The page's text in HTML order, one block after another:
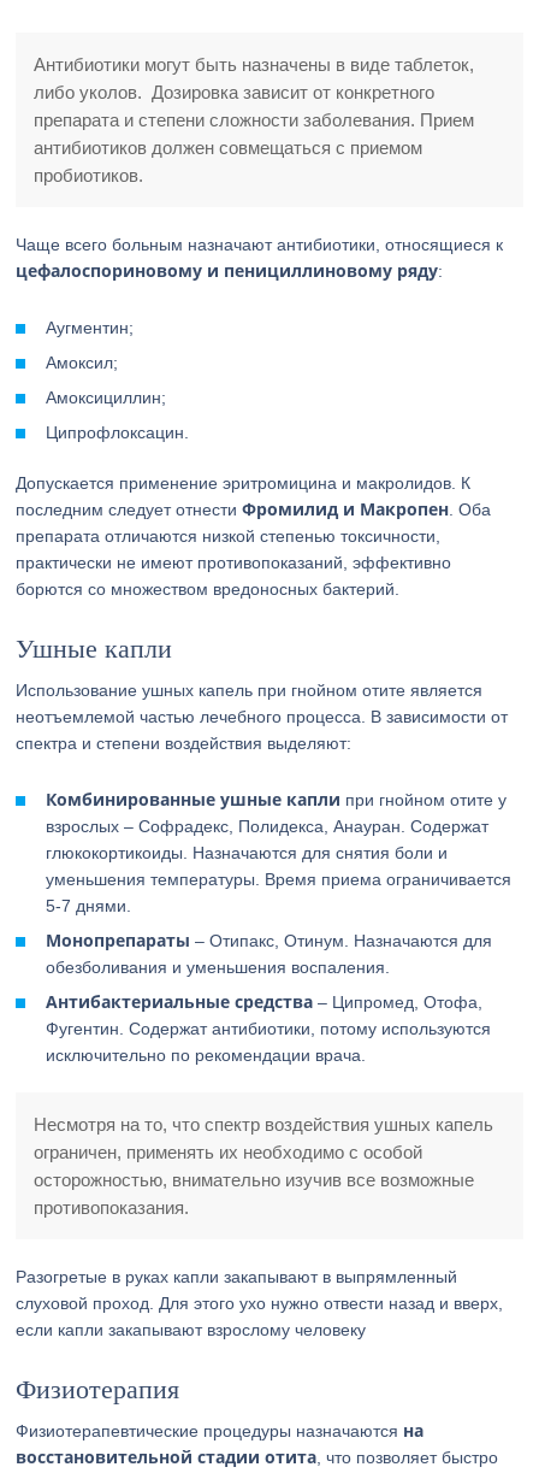
Антибиотики могут быть назначены в виде таблеток,
либо уколов. Дозировка зависит от конкретного
препарата и степени сложности заболевания. Прием
антибиотиков должен совмещаться с приемом
пробиотиков.
Чаще всего больным назначают антибиотики, относящиеся к
цефалоспориновому и пенициллиновому ряду:
Аугментин;
Амоксил;
Амоксициллин;
Ципрофлоксацин.
Допускается применение эритромицина и макролидов. К
последним следует отнестиФромилид и Макропен . Оба
препарата отличаются низкой степенью токсичности,
практически не имеют противопоказаний, эффективно
борются со множеством вредоносных бактерий.
Ушные капли
Использование ушных капель при гнойном отите является
неотъемлемой частью лечебного процесса. В зависимости от
спектра и степени воздействия выделяют:
Комбинированные ушные капли при гнойном отите у
взрослых – Софрадекс, Полидекса, Анауран. Содержат
глюкокортикоиды. Назначаются для снятия боли и
уменьшения температуры. Время приема ограничивается
5-7 днями.
Монопрепараты – Отипакс, Отинум. Назначаются для
обезболивания и уменьшения воспаления.
Антибактериальные средства – Ципромед, Отофа,
Фугентин. Содержат антибиотики, потому используются
исключительно по рекомендации врача.
Несмотря на то, что спектр воздействия ушных капель
ограничен, применять их необходимо с особой
осторожностью, внимательно изучив все возможные
противопоказания.
Разогретые в руках капли закапывают в выпрямленный
слуховой проход. Для этого ухо нужно отвести назад и вверх,
если капли закапывают взрослому человеку
Физиотерапия
Физиотерапевтические процедуры назначаются на
восстановительной стадии отита , что позволяет быстро